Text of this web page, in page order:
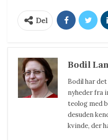
Del
Bodil
Bodil har
nyheder fra
teolog med
desuden
kvinde, der